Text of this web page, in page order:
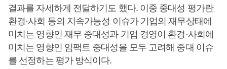
결과를 자세하게 전달하기도 했다. 이중 중대성 평가란
환경·사회 등의 지속가능성 이슈가 기업의 재무상태에
미치는 영향인 재무 중대성과 기업 경영이 환경·사회에
미치는 영향인 임팩트 중대성을 모두 고려해 중대 이슈
를 선정하는 평가 방식이다.